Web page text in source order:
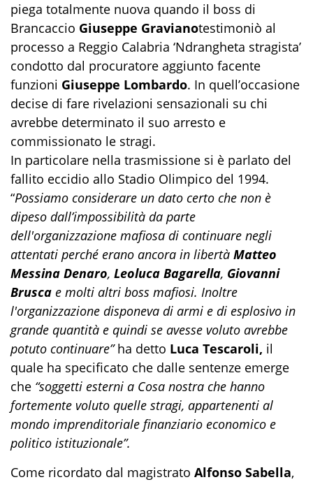
piega totalmente nuova quando il boss di
Brancaccio Giuseppe Gravianotestimoniò al
processo a Reggio Calabria ‘Ndrangheta stragista’
condotto dal procuratore aggiunto facente
funzioni Giuseppe Lombardo. In quell’occasione
decise di fare rivelazioni sensazionali su chi
avrebbe determinato il suo arresto e
commissionato le stragi.
In particolare nella trasmissione si è parlato del
fallito eccidio allo Stadio Olimpico del 1994.
“Possiamo considerare un dato certo che non è
dipeso dall’impossibilità da parte
dell'organizzazione mafiosa di continuare negli
attentati perché erano ancora in libertà Matteo
Messina Denaro, Leoluca Bagarella, Giovanni
Brusca e molti altri boss mafiosi. Inoltre
l'organizzazione disponeva di armi e di esplosivo in
grande quantità e quindi se avesse voluto avrebbe
potuto continuare”ha detto Luca Tescaroli, il
quale ha specificato che dalle sentenze emerge
che “soggetti esterni a Cosa nostra che hanno
fortemente voluto quelle stragi, appartenenti al
mondo imprenditoriale finanziario economico e
politico istituzionale”.
Come ricordato dal magistrato Alfonso Sabella,